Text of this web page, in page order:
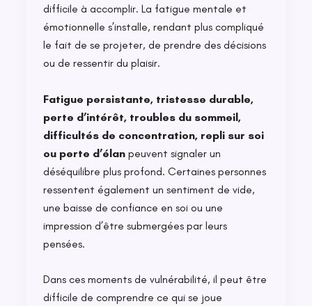
difficile à accomplir. La fatigue mentale et
émotionnelle s’installe, rendant plus compliqué
le fait de se projeter, de prendre des décisions
ou de ressentir du plaisir.
Fatigue persistante, tristesse durable,
perte d’intérêt, troubles du sommeil,
difficultés de concentration, repli sur soi
ou perte d’élan peuvent signaler un
déséquilibre plus profond. Certaines personnes
ressentent également un sentiment de vide,
une baisse de confiance en soi ou une
impression d’être submergées par leurs
pensées.
Dans ces moments de vulnérabilité, il peut être
difficile de comprendre ce qui se joue